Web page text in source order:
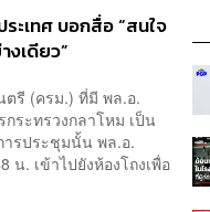
ะเทศ บอกสื่อ “สนใจ
งเดียว”
รี (ครม.) ที่มี พล.อ.
ระทรวงกลาโหม เป็น
รประชุมนั้น พล.อ.
น. เข้าไปยังห้องโถงเพื่อ